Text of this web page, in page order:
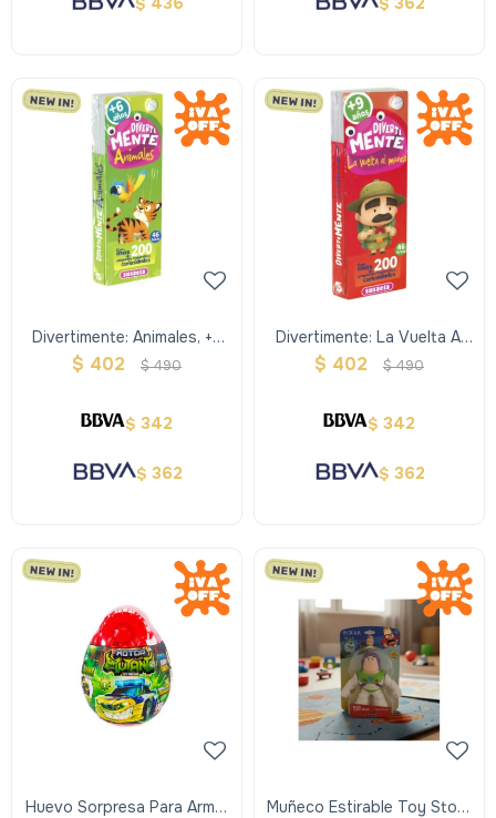
Divertimente: Animales, +6
Años
$ 402 $490
$ 342
$ 362
Divertimente: La Vuelta Al
Mundo, +9 Años
$ 402 $490
$ 342
$ 362
Huevo Sorpresa Para Armar
Muñeco Estirable Toy Story